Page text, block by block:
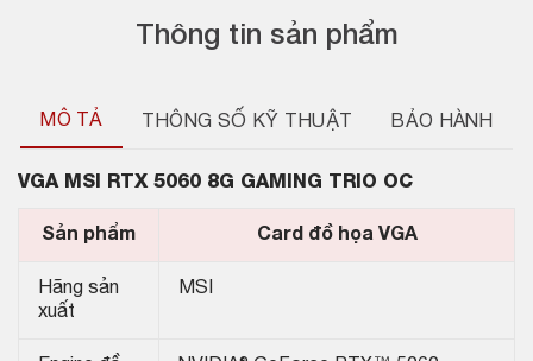
Thông tin sản phẩm
MÔ TẢ THÔNG SỐ KỸ THUẬT BẢO HÀNH
VGA MSI RTX 5060 8G GAMING TRIO OC
Sản phẩm Card đồ họa VGA
Hãng sản
xuất
MSI